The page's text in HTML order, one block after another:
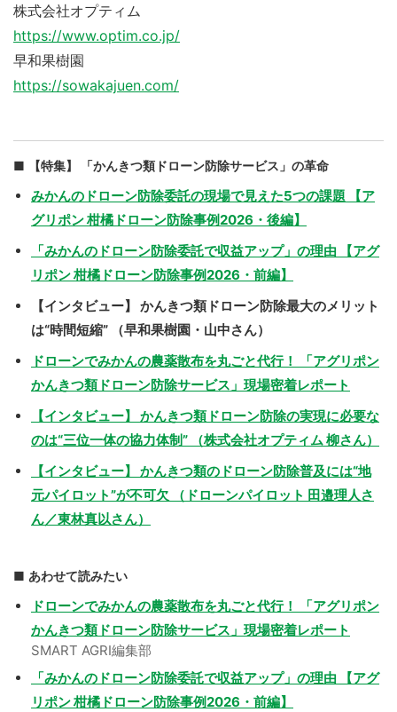
株式会社オプティム
https://www.optim.co.jp/
早和果樹園
https://sowakajuen.com/
【特集】 「かんきつ類ドローン防除サービス」の革命
みかんのドローン防除委託の現場で見えた5つの課題 【ア
グリポン 柑橘ドローン防除事例2026・後編】
「みかんのドローン防除委託で収益アップ」の理由 【アグ
リポン 柑橘ドローン防除事例2026・前編】
【インタビュー】 かんきつ類ドローン防除最大のメリット
は“時間短縮” （早和果樹園・山中さん）
ドローンでみかんの農薬散布を丸ごと代行！ 「アグリポン
かんきつ類ドローン防除サービス」現場密着レポート
【インタビュー】 かんきつ類ドローン防除の実現に必要な
のは“三位一体の協力体制” （株式会社オプティム 柳さん）
【インタビュー】 かんきつ類のドローン防除普及には“地
元パイロット”が不可欠 （ドローンパイロット 田邉理人さ
ん／東林真以さん）
あわせて読みたい
ドローンでみかんの農薬散布を丸ごと代行！ 「アグリポン
かんきつ類ドローン防除サービス」現場密着レポート
SMART AGRI編集部
「みかんのドローン防除委託で収益アップ」の理由 【アグ
リポン 柑橘ドローン防除事例2026・前編】